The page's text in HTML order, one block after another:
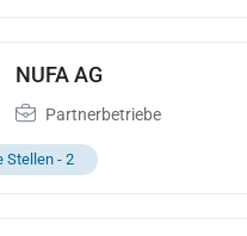
NUFA AG
Partnerbetriebe
Stellen -2